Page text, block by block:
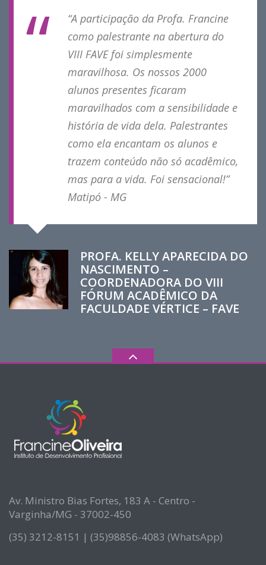
“A participação da Profa. Francine
como palestrante na abertura do
VIII FAVE foi simplesmente
maravilhosa. Os nossos 2000
alunos presentes ficaram
maravilhados com a sensibilidade e
história de vida dela. Palestrantes
como ela encantam os alunos e
trazem conteúdo não só acadêmico,
mas para a vida. Foi sensacional!”
Matipó - MG
PROFA. KELLY APARECIDA DO
NASCIMENTO –
COORDENADORA DO VIII
FÓRUM ACADÊMICO DA
FACULDADE VÉRTICE – FAVE
Av. Ministro Bias Fortes, 183 A - Centro -
Varginha/MG - 37002-450
(35) 3212-8151 | (35)98856-4083 (WhatsApp)